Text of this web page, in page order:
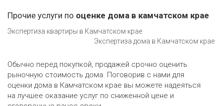
Прочие услуги по оценке дома в камчатском крае
Экспертиза квартиры в Камчатском крае
Экспертиза дома в Камчатском крае
Обычно перед покупкой, продажей срочно оценить
рыночную стоимость дома. Поговорив с нами для
оценки дома в Камчатском крае вы можете надеяться
на лучшее оказание услуг по сниженной цене и